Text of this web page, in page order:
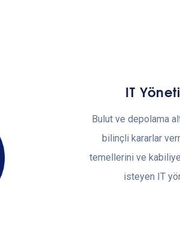
IT
Bulut ve depolama
bilinçli kararlar
temellerini ve
isteyen IT